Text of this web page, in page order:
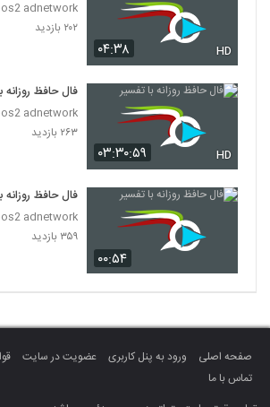
۰۴:۳۸ HD
adnetwork
۲۰۲ بازدید
۰۳:۳۰:۵۹ HD
فال حافظ روزانه
adnetwork
۲۶۳ بازدید
۰۰:۵۴
فال حافظ روزانه
adnetwork
۳۵۹ بازدید
صفحه اصلی ورود به پنل کاربری عضویت در سایت
تماس با ما